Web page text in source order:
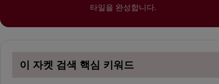
타일을 완성합니다.
이 자켓 검색 핵심 키워드